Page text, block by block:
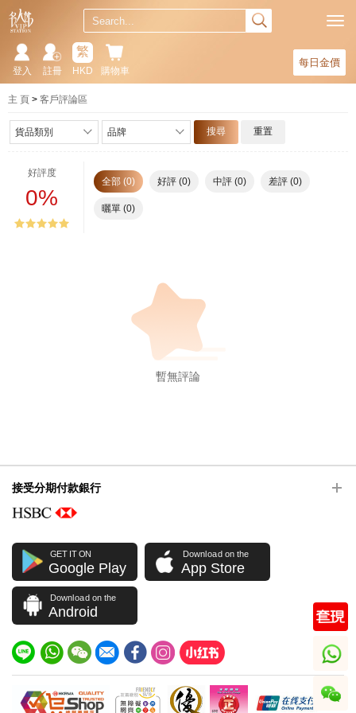
每日金價
購物車
繁
HKD
註冊
登入
主 頁 客戶評論區
貨品類別 品牌 搜尋 重置
好評度
0%
全部 (0) 好評 (0) 中評 (0) 差評 (0)
曬單 (0)
暫無評論
接受分期付款銀行
GET IT ON
Google Play
Download on the
App Store
Download on the
Android
whatsapp